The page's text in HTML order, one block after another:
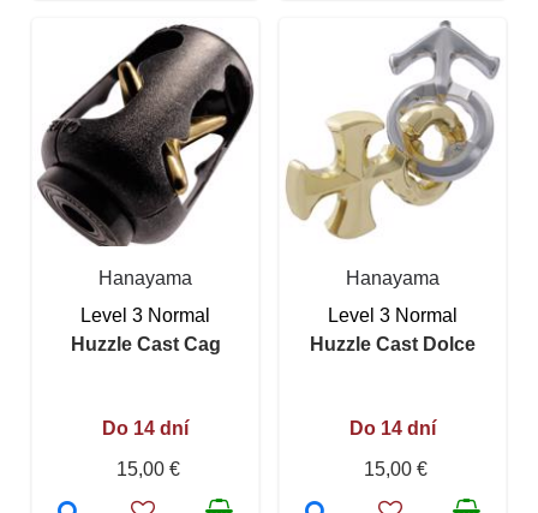
Hanayama
Level 3 Normal
Huzzle Cast Cag
Do 14 dní
15,00 €
Hanayama
Level 3 Normal
Huzzle Cast Dolce
Do 14 dní
15,00 €